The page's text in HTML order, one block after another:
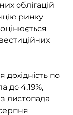
облігацій
ринку
дохідність по
до 4,19%,
листопада